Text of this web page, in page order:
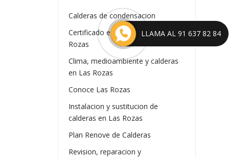
Calderas de condensacion
Certificado energetico en Las
Rozas
Clima, medioambiente y calderas
en Las Rozas
Conoce Las Rozas
Instalacion y sustitucion de
calderas en Las Rozas
Plan Renove de Calderas
Revision, reparacion y
LLAMA AL 91 637 82 84